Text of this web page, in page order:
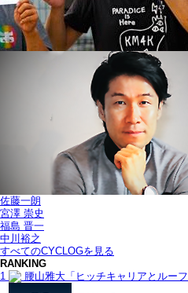
佐藤一朗
宮澤 崇史
福島 晋一
中川裕之
すべてのCYCLOGを見る
RANKING
1
腰山雅大「ヒッチキャリアとルー